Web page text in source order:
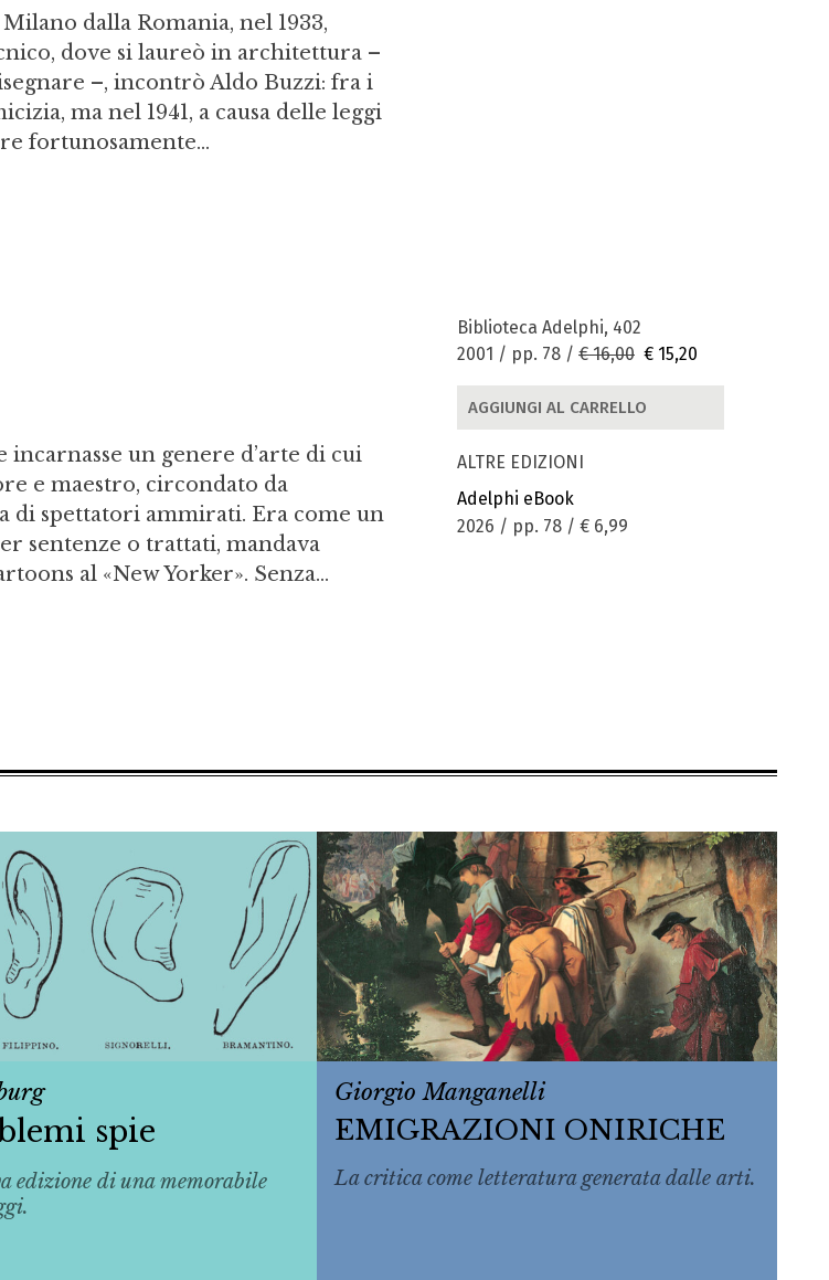
dalla Romania, nel 1933,
dove si laureò in architettura –
–, incontrò Aldo Buzzi: fra i
ma nel 1941, a causa delle leggi
fortunosamente...
un genere d’arte di cui
e maestro, circondato da
di spettatori ammirati. Era come un
sentenze o trattati, mandava
al «New Yorker». Senza...
Biblioteca Adelphi, 402
2001 / pp. 78 / € 16,00 € 15,20
AGGIUNGI AL CARRELLO
ALTRE EDIZIONI
Adelphi eBook
2026 / pp. 78 / € 6,99
spie
edizione di una memorabile
Giorgio Manganelli
EMIGRAZIONI ONIRICHE
La critica come letteratura generata dalle arti.